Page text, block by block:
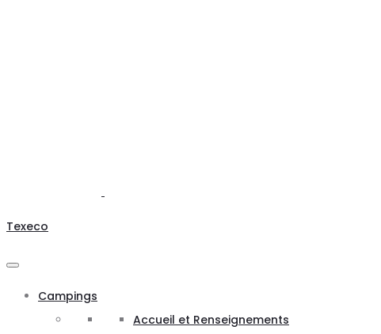
Texeco
Campings
Accueil et Renseignements